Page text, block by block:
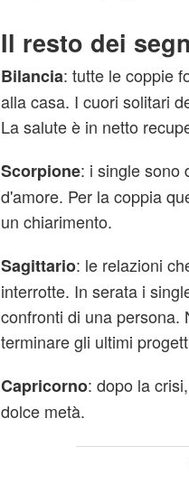
Il resto dei
Bilancia: tutte le coppie
alla casa. I cuori solitari
La salute è in netto
Scorpione: i single sono
d'amore. Per la coppia
un chiarimento.
Sagittario: le relazioni
interrotte. In serata i
confronti di una persona.
terminare gli ultimi
Capricorno: dopo la
dolce metà.